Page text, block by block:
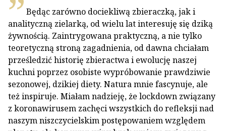
Będąc zarówno dociekliwą zbieraczką, jak i
analityczną zielarką, od wielu lat interesuję się dziką
żywnością. Zaintrygowana praktyczną, a nie tylko
teoretyczną stroną zagadnienia, od dawna chciałam
prześledzić historię zbieractwa i ewolucję naszej
kuchni poprzez osobiste wypróbowanie prawdziwie
sezonowej, dzikiej diety. Natura mnie fascynuje, ale
też inspiruje. Miałam nadzieję, że lockdown związany
z koronawirusem zachęci wszystkich do refleksji nad
naszym niszczycielskim postępowaniem względem